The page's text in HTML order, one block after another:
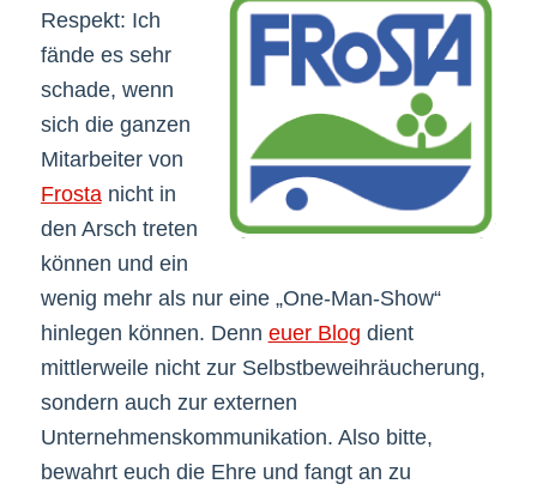
Respekt: Ich
fände es sehr
schade, wenn
sich die ganzen
Mitarbeiter von
Frostanicht in
den Arsch treten
können und ein
wenig mehr als nur eine „One-Man-Show“
hinlegen können. Denn euer Blog dient
mittlerweile nicht zur Selbstbeweihräucherung,
sondern auch zur externen
Unternehmenskommunikation. Also bitte,
bewahrt euch die Ehre und fangt an zu